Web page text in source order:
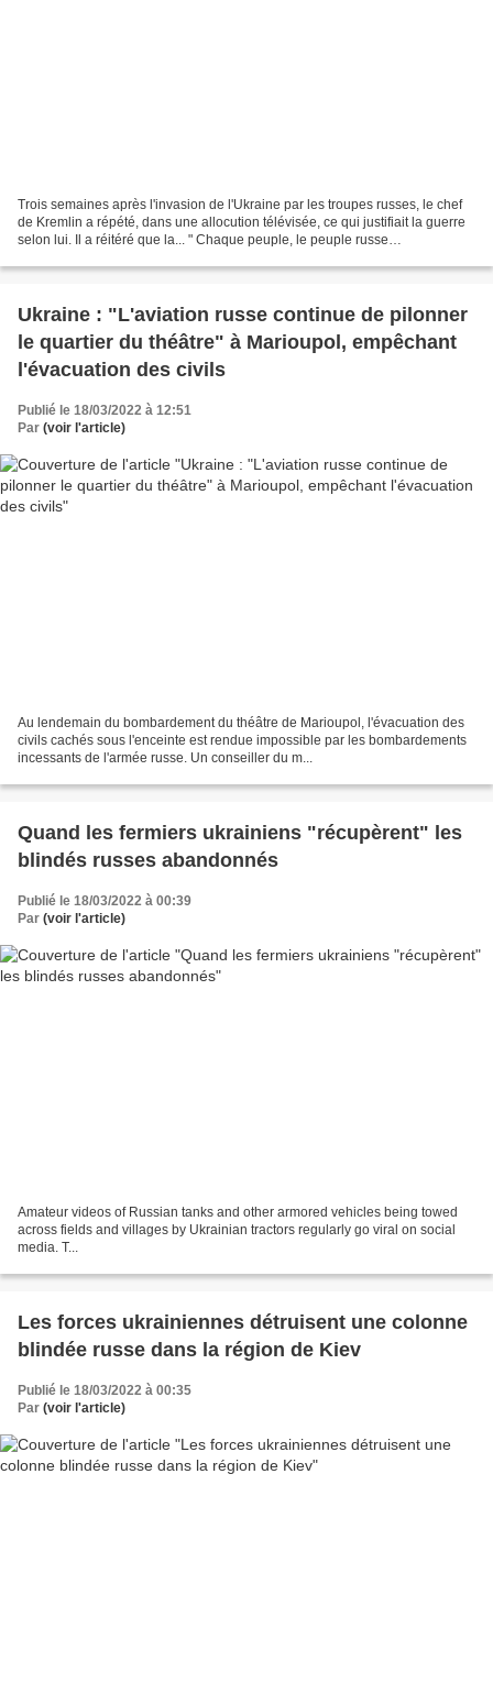
Trois semaines après l'invasion de l'Ukraine par les troupes russes, le chef
de Kremlin a répété, dans une allocution télévisée, ce qui justifiait la guerre
selon lui. Il a réitéré que la... " Chaque peuple, le peuple russe
Ukraine : "L'aviation russe continue de pilonner
le quartier du théâtre" à Marioupol, empêchant
l'évacuation des civils
Publié le 18/03/2022 à 12:51
Par (voir l'article)
Au lendemain du bombardement du théâtre de Marioupol, l'évacuation des
civils cachés sous l'enceinte est rendue impossible par les bombardements
incessants de l'armée russe. Un conseiller du m...
Quand les fermiers ukrainiens "récupèrent" les
blindés russes abandonnés
Publié le 18/03/2022 à 00:39
Par (voir l'article)
Amateur videos of Russian tanks and other armored vehicles being towed
across fields and villages by Ukrainian tractors regularly go viral on social
media. T...
Les forces ukrainiennes détruisent une colonne
blindée russe dans la région de Kiev
Publié le 18/03/2022 à 00:35
Par (voir l'article)